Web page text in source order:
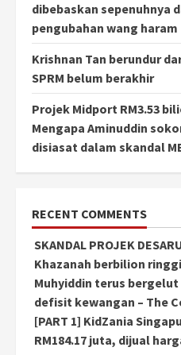
dibebaskan sepenuhnya
pengubahan wang haram
Krishnan Tan berundur
SPRM belum berakhir
Projek Midport RM3.53
Mengapa Aminuddin
disiasat dalam skandal
RECENT COMMENTS
SKANDAL PROJEK
Khazanah berbilion
Muhyiddin terus
defisit kewangan – The
[PART 1] KidZania
RM184.17 juta, dijual